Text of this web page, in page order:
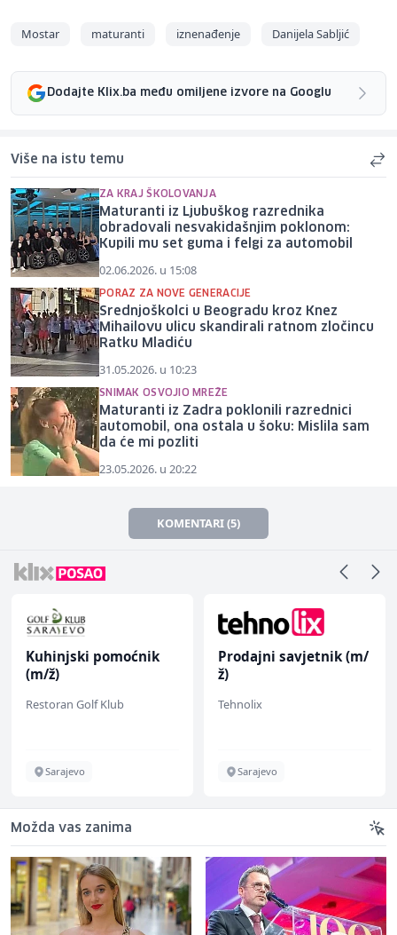
Mostar maturanti iznenađenje Danijela Sabljić
Dodajte Klix.ba među omiljene izvore na Googlu
Više na istu temu
ZA KRAJ ŠKOLOVANJA
Maturanti iz Ljubuškog razrednika
obradovali nesvakidašnjim poklonom:
Kupili mu set guma i felgi za automobil
02.06.2026. u 15:08
PORAZ ZA NOVE GENERACIJE
Srednjoškolci u Beogradu kroz Knez
Mihailovu ulicu skandirali ratnom zločincu
Ratku Mladiću
31.05.2026. u 10:23
SNIMAK OSVOJIO MREŽE
Maturanti iz Zadra poklonili razrednici
automobil, ona ostala u šoku: Mislila sam
da će mi pozliti
23.05.2026. u 20:22
KOMENTARI (5)
Klub
Prodajni savjetnik (m/
Voditelj -
Možda vas zanima